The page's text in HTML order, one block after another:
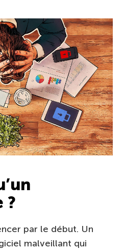
?
par le début. Un
malveillant qui